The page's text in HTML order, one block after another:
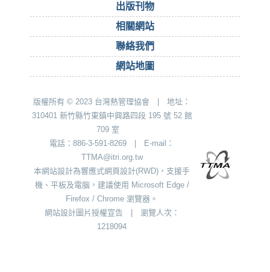
出版刊物
相關網站
聯絡我們
網站地圖
版權所有 © 2023 台灣熱管理協會 | 地址：
310401 新竹縣竹東鎮中興路四段 195 號 52 館
709 室
電話：886-3-591-8269 | E-mail：
TTMA@itri.org.tw
本網站設計為響應式網頁設計(RWD)，支援手
機、平板及電腦，建議使用 Microsoft Edge /
Firefox / Chrome 瀏覽器。
網站設計圖片授權宣告| 瀏覽人次：
1218094